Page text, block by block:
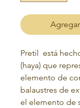
Pretil está
(haya) que
elemento de
balaustres de
el elemento de